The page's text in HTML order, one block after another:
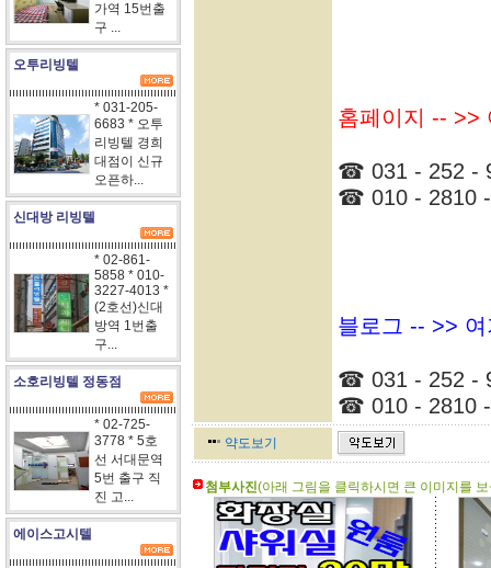
가역 15번출
구 ...
오투리빙텔
* 031-205-
6683 * 오투
리빙텔 경희
대점이 신규
오픈하...
신대방 리빙텔
* 02-861-
5858 * 010-
3227-4013 *
(2호선)신대
방역 1번출
구...
소호리빙텔 정동점
* 02-725-
3778 * 5호
선 서대문역
5번 출구 직
진 고...
에이스고시텔
홈페이지 -- >>
☎ 031 - 252 -
☎ 010 - 2810
블로그 -- >>
☎ 031 - 252 -
☎ 010 - 2810
약도보기
첨부사진(아래 그림을 클릭하시면 큰 이미지를